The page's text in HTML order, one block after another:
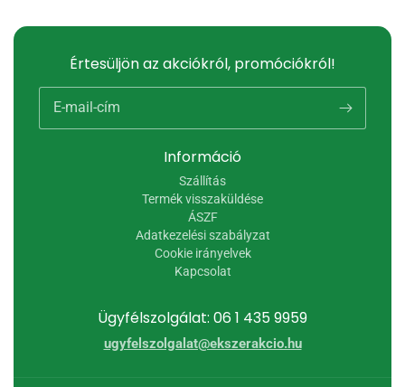
Ügyfélszolgálat: 06 1 435 9959
ugyfelszolgalat@ekszerakcio.hu
Információ
Szállítás
Termék visszaküldése
ÁSZF
Adatkezelési szabályzat
Cookie irányelvek
Kapcsolat
Értesüljön az akciókról, promóciókról!
E-mail-cím